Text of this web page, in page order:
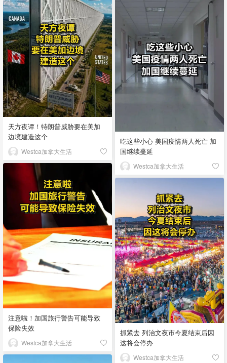
天方夜谭！特朗普威胁要在美加
边境建造这个
Westca加拿大生活
吃这些小心 美国疫情两人死亡 加
国继续蔓延
Westca加拿大生活
注意啦！加国旅行警告可能导致
保险失效
Westca加拿大生活
抓紧去 列治文夜市今夏结束后因
这将会停办
Westca加拿大生活